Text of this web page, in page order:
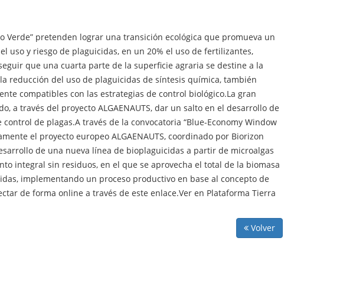
Verde” pretenden lograr una transición ecológica que promueva un
uso y riesgo de plaguicidas, en un 20% el uso de fertilizantes,
que una cuarta parte de la superficie agraria se destine a la
reducción del uso de plaguicidas de síntesis química, también
compatibles con las estrategias de control biológico.La gran
través del proyecto ALGAENAUTS, dar un salto en el desarrollo de
de plagas.A través de la convocatoria “Blue-Economy Window
el proyecto europeo ALGAENAUTS, coordinado por Biorizon
de una nueva línea de bioplaguicidas a partir de microalgas
integral sin residuos, en el que se aprovecha el total de la biomasa
implementando un proceso productivo en base al concepto de
de forma online a través de este enlace.Ver en Plataforma Tierra
Volver